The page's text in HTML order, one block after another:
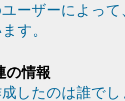
ーザーによっ
す。
の情報
したのは誰で